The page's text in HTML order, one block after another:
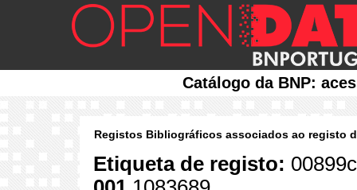
Catálogo da BNP:
Registos Bibliográficos associados ao registo
Etiqueta de registo: